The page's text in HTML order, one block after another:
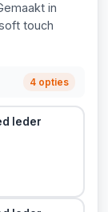
in
touch
4 opties
leder